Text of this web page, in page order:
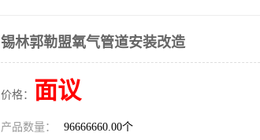
锡林郭勒盟氧气管道安装改造
价格： 面议
产品数量： 96666660.00个